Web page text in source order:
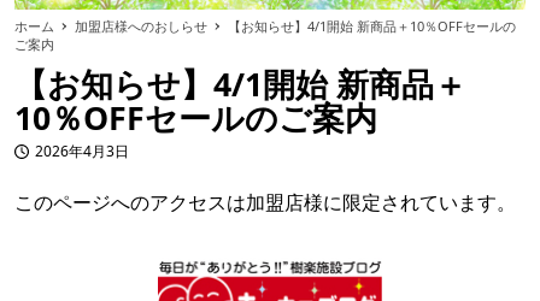
ホーム 加盟店様へのおしらせ
【お知らせ】4/1開始 新商品＋10％OFFセールの
ご案内
【お知らせ】4/1開始 新商品＋
10％OFFセールのご案内
投稿日2026年4月3日
このページへのアクセスは加盟店様に限定されています。